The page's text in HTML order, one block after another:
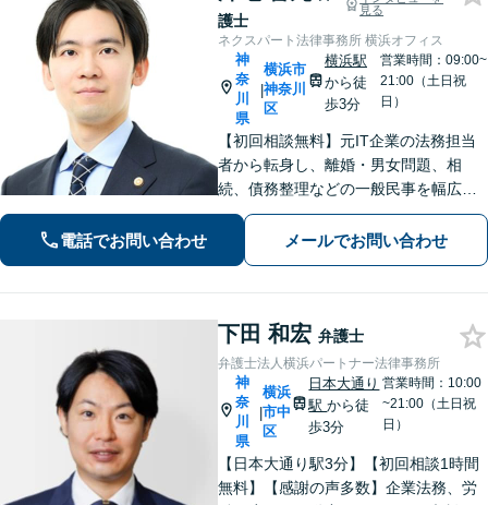
護士
見る
ネクスパート法律事務所 横浜オフィス
神
奈
川
県
|
横浜市
神奈川
区
横浜駅
から徒
歩3分
営業時間：09:00~
21:00（土日祝
日）
【初回相談無料】元IT企業の法務担当
者から転身し、離婚・男女問題、相
続、債務整理などの一般民事を幅広く
対応。豊富な経験から得た徹底的なリ
サーチ力と多角的なアプローチで、ス
ピーディな解決を目指します！【電話
電話でお問い合わせ メールでお問い合わせ
下田 和宏 弁護士
弁護士法人横浜パートナー法律事務所
神
奈
川
県
|
横浜
市中
区
日本大通り
駅から徒
歩3分
営業時間：10:00
~21:00（土日祝
日）
【日本大通り駅3分】【初回相談1時間
無料】【感謝の声多数】企業法務、労